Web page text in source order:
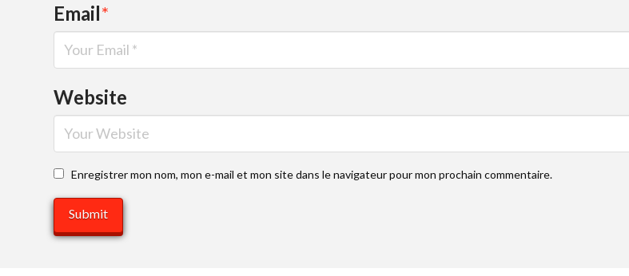
Email*
Website
Enregistrer mon nom, mon e-mail et mon site dans le navigateur pour mon prochain commentaire.